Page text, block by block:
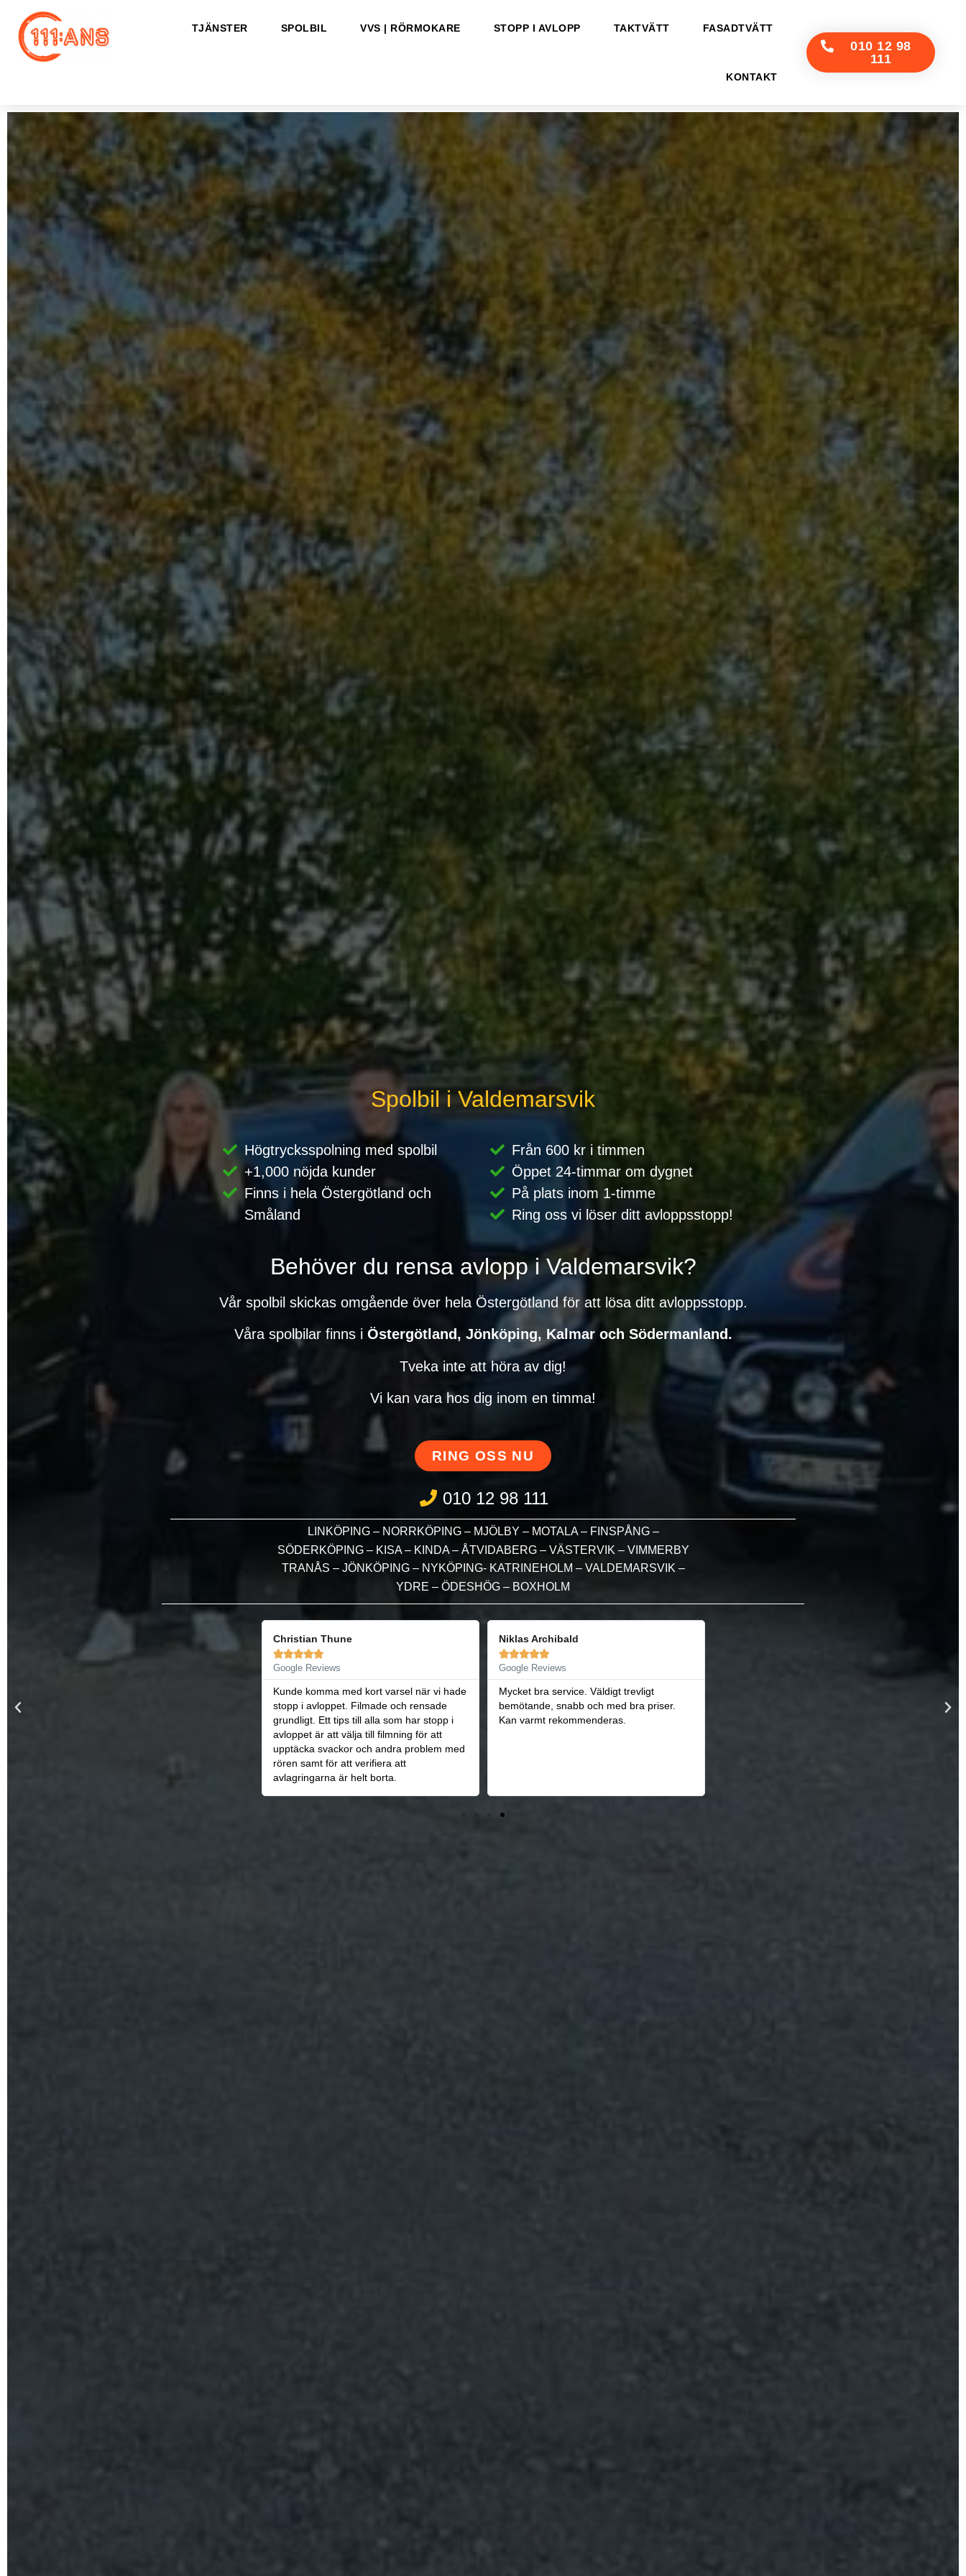
TJÄNSTER SPOLBIL VVS | RÖRMOKARE STOPP I AVLOPP TAKTVÄTT FASADTVÄTT
KONTAKT
010 12 98
111
Spolbil i Valdemarsvik
Högtrycksspolning med spolbil
+1,000 nöjda kunder
Finns i hela Östergötland och
Småland
Från 600 kr i timmen
Öppet 24-timmar om dygnet
På plats inom 1-timme
Ring oss vi löser ditt avloppsstopp!
Behöver du rensa avlopp i Valdemarsvik?
Vår spolbil skickas omgående över hela Östergötland för att lösa ditt avloppsstopp.
Våra spolbilar finns i Östergötland, Jönköping, Kalmar och Södermanland.
Tveka inte att höra av dig!
Vi kan vara hos dig inom en timma!
RING OSS NU
010 12 98 111
LINKÖPING – NORRKÖPING – MJÖLBY – MOTALA – FINSPÅNG –
SÖDERKÖPING – KISA – KINDA – ÅTVIDABERG – VÄSTERVIK – VIMMERBY
TRANÅS – JÖNKÖPING – NYKÖPING- KATRINEHOLM – VALDEMARSVIK –
YDRE – ÖDESHÖG – BOXHOLM
Niklas Archibald

Google Reviews
Mycket bra service. Väldigt trevligt
bemötande, snabb och med bra priser.
Kan varmt rekommenderas.
David Hein

Google Reviews
Snabbt på plats, bra pris och trevligt
bemötande.